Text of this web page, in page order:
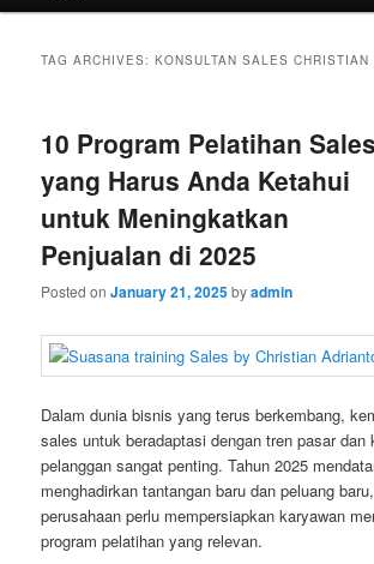
TAG ARCHIVES:KONSULTAN SALES CHRISTIAN
10 Program Pelatihan Sales
yang Harus Anda Ketahui
untuk Meningkatkan
Penjualan di 2025
Posted onJanuary 21, 2025byadmin
Dalam dunia bisnis yang terus berkembang,
sales untuk beradaptasi dengan tren pasar dan
pelanggan sangat penting. Tahun 2025
menghadirkan tantangan baru dan peluang
perusahaan perlu mempersiapkan karyawan
program pelatihan yang relevan.